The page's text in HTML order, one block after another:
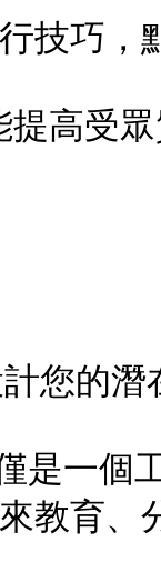
技巧，
高受
您的潛
是一
教育、